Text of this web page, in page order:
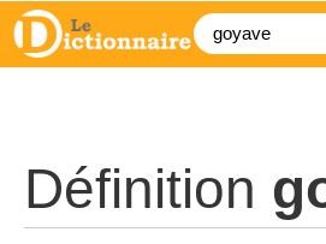
Définition